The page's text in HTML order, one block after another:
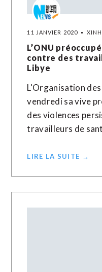
11 JANVIER 2020
L’ONU
contre des
Libye
L'Organisation
vendredi sa vive
des violences
travailleurs de
LIRE LA SUITE →